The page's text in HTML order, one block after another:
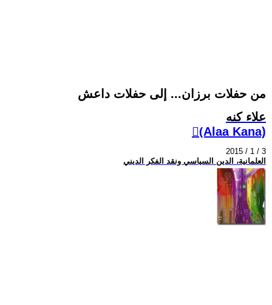
من حفلات برزان... إلى حفلات داعش
علاء كنه
(ِAlaa Kana)
2015 / 1 / 3
العلمانية، الدين السياسي ونقد الفكر الديني